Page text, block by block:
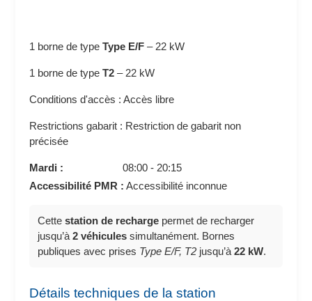
1 borne de typeType E/F – 22 kW
1 borne de typeT2 – 22 kW
Conditions d'accès : Accès libre
Restrictions gabarit : Restriction de gabarit non
précisée
Mardi :
08:00 - 20:15
Accessibilité PMR : Accessibilité inconnue
Cettestation de recharge permet de recharger
jusqu’à2 véhicules simultanément. Bornes
publiques avec prises Type E/F, T2 jusqu’à22 kW.
Détails techniques de la station